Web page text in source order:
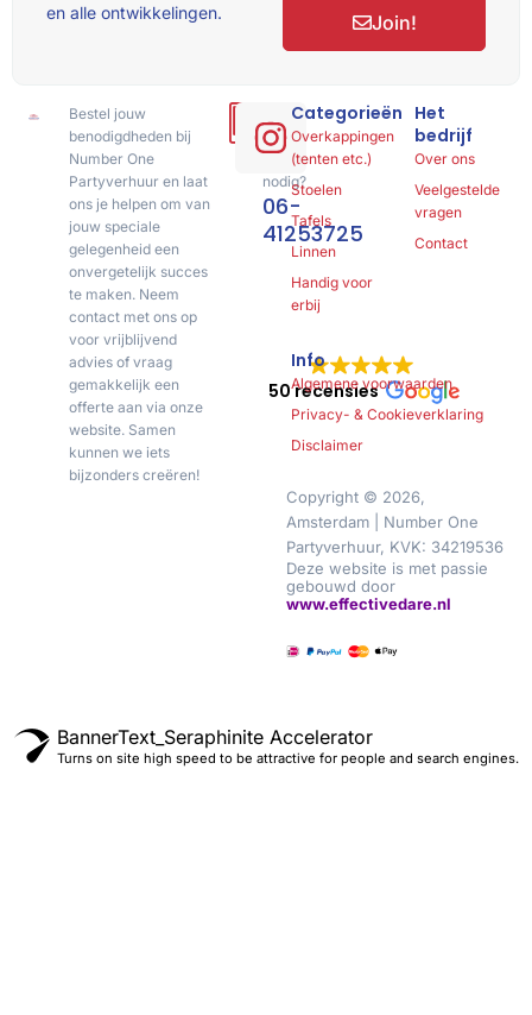
Bestel jouw
benodigdheden bij
Number One
Partyverhuur en laat
ons je helpen om van
jouw speciale
gelegenheid een
onvergetelijk succes
te maken. Neem
contact met ons op
voor vrijblijvend
advies of vraag
gemakkelijk een
offerte aan via onze
website. Samen
kunnen we iets
bijzonders creëren!
Hulp
of
advies
nodig?
06-
41253725
50 recensies
Categorieën
Overkappingen
(tenten etc.)
Stoelen
Tafels
Linnen
Handig voor
erbij
Het
bedrijf
Over ons
Veelgestelde
vragen
Contact
Info
Algemene voorwaarden
Privacy- & Cookieverklaring
Disclaimer
Copyright © 2026,
Amsterdam | Number One
Partyverhuur, KVK: 34219536
Deze website is met passie
gebouwd door
www.effectivedare.nl
en alle ontwikkelingen.
Join!
BannerText_Seraphinite Accelerator
Turns on site high speed to be attractive for people and search engines.